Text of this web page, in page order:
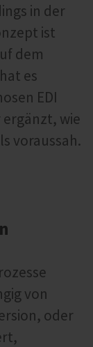
in der
ist
dem
es
EDI
wie
voraussah.
von
oder